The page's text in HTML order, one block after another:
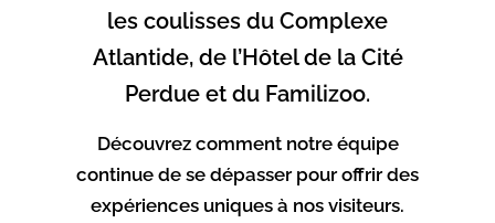
sexuelle. De nombreux
hommes les choisissent pour
leur efficacité reconnue et
leur utilisation simple. Dans
notre pharmacie agréée, vous
les coulisses du Complexe
Atlantide, de l’Hôtel de la Cité
Perdue et du Familizoo.
Découvrez comment notre équipe
continue de se dépasser pour offrir des
expériences uniques à nos visiteurs.